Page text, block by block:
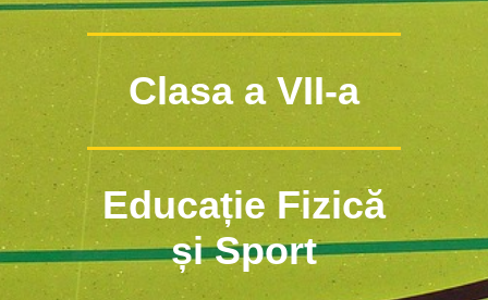
Clasa a VII-a
Educație Fizică
și Sport